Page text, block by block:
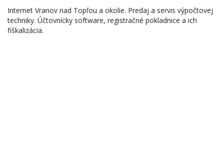
Internet Vranov nad Topľou a okolie. Predaj a servis výpočtovej
techniky. Účtovnícky software, registračné pokladnice a ich
fiškalizácia.